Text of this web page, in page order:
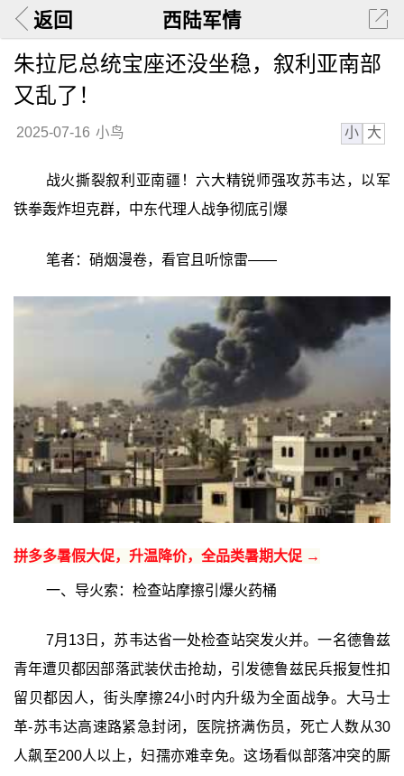
返回 西陆军情
朱拉尼总统宝座还没坐稳，叙利亚南部
又乱了！
2025-07-16 小鸟 小 大
战火撕裂叙利亚南疆！六大精锐师强攻苏韦达，以军
铁拳轰炸坦克群，中东代理人战争彻底引爆
笔者：硝烟漫卷，看官且听惊雷——
拼多多暑假大促，升温降价，全品类暑期大促 →
一、导火索：检查站摩擦引爆火药桶
7月13日，苏韦达省一处检查站突发火并。一名德鲁兹
青年遭贝都因部落武装伏击抢劫，引发德鲁兹民兵报复性扣
留贝都因人，街头摩擦24小时内升级为全面战争。大马士
革-苏韦达高速路紧急封闭，医院挤满伤员，死亡人数从30
人飙至200人以上，妇孺亦难幸免。这场看似部落冲突的厮